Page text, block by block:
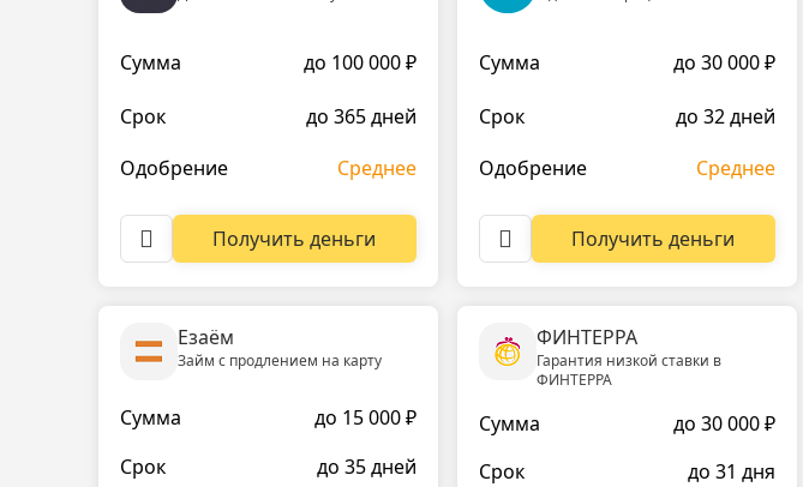
Сумма до 100 000 ₽
Срок
до 365 дней
Одобрение
Среднее
Получить деньги
Сумма до 30 000 ₽
Срок
до 32 дней
Одобрение
Среднее
Получить деньги
Езаём
Займ с продлением на карту
Сумма
до 15 000 ₽
Срок
до 35 дней
ФИНТЕРРА
Гарантия низкой ставки в
ФИНТЕРРА
Сумма
до 30 000 ₽
Срок
до 31 дня